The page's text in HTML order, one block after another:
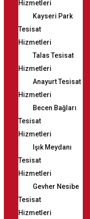
Hizmetleri
Kayseri Park
Tesisat
Hizmetleri
Talas Tesisat
Hizmetleri
Anayurt Tesisat
Hizmetleri
Becen Bağları
Tesisat
Hizmetleri
Işık Meydanı
Tesisat
Hizmetleri
Gevher Nesibe
Tesisat
Hizmetleri